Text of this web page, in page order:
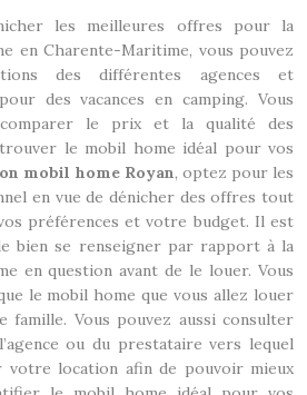
les meilleures offres pour la
en Charente-Maritime, vous pouvez
des différentes agences et
des vacances en camping. Vous
le prix et la qualité des
le mobil home idéal pour vos
mobil home Royan, optez pour les
en vue de dénicher des offres tout
préférences et votre budget. Il est
bien se renseigner par rapport à la
en question avant de le louer. Vous
le mobil home que vous allez louer
famille. Vous pouvez aussi consulter
ou du prestataire vers lequel
votre location afin de pouvoir mieux